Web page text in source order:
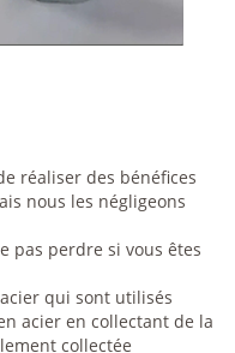
réaliser des bénéfices
nous les négligeons
pas perdre si vous êtes
qui sont utilisés
acier en collectant de la
collectée